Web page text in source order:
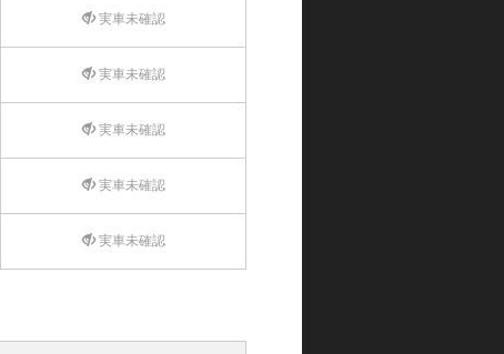
実車未確認
実車未確認
実車未確認
実車未確認
実車未確認